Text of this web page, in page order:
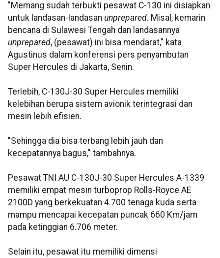
"Memang sudah terbukti pesawat C-130 ini disiapkan
untuk landasan-landasan unprepared. Misal, kemarin
bencana di Sulawesi Tengah dan landasannya
unprepared, (pesawat) ini bisa mendarat," kata
Agustinus dalam konferensi pers penyambutan
Super Hercules di Jakarta, Senin.
Terlebih, C-130J-30 Super Hercules memiliki
kelebihan berupa sistem avionik terintegrasi dan
mesin lebih efisien.
"Sehingga dia bisa terbang lebih jauh dan
kecepatannya bagus," tambahnya.
Pesawat TNI AU C-130J-30 Super Hercules A-1339
memiliki empat mesin turboprop Rolls-Royce AE
2100D yang berkekuatan 4.700 tenaga kuda serta
mampu mencapai kecepatan puncak 660 Km/jam
pada ketinggian 6.706 meter.
Selain itu, pesawat itu memiliki dimensi